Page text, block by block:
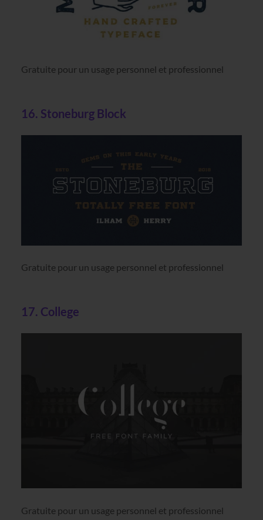
Gratuite pour un usage personnel et professionnel
16. Stoneburg Block
Gratuite pour un usage personnel et professionnel
17. College
Gratuite pour un usage personnel et professionnel